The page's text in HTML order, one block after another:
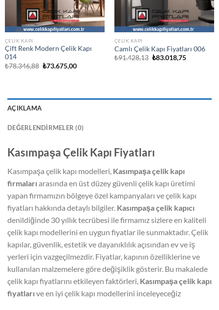
ÇELIK KAPI
Çift Renk Modern Çelik Kapı
014
₺78.346,88 Orijinal
₺73.675,00Şu
ÇELIK KAPI
Camlı Çelik Kapı Fiyatları 006
₺91.428,13 Orijinal
₺83.018,75Şu
AÇIKLAMA
DEĞERLENDIRMELER (0)
Kasımpaşa Çelik Kapı Fiyatları
Kasımpaşa çelik kapı modelleri, Kasımpaşa çelik kapı
firmaları arasında en üst düzey güvenli çelik kapı üretimi
yapan firmamızın bölgeye özel kampanyaları ve çelik kapı
fiyatları hakkında detaylı bilgiler. Kasımpaşa çelik kapıcı
denildiğinde 30 yıllık tecrübesi ile firmamız sizlere en kaliteli
çelik kapı modellerini en uygun fiyatlar ile sunmaktadır. Çelik
kapılar, güvenlik, estetik ve dayanıklılık açısından ev ve iş
yerleri için vazgeçilmezdir. Fiyatlar, kapının özelliklerine ve
kullanılan malzemelere göre değişiklik gösterir. Bu makalede
çelik kapı fiyatlarını etkileyen faktörleri, Kasımpaşa çelik kapı
fiyatları ve en iyi çelik kapı modellerini inceleyeceğiz